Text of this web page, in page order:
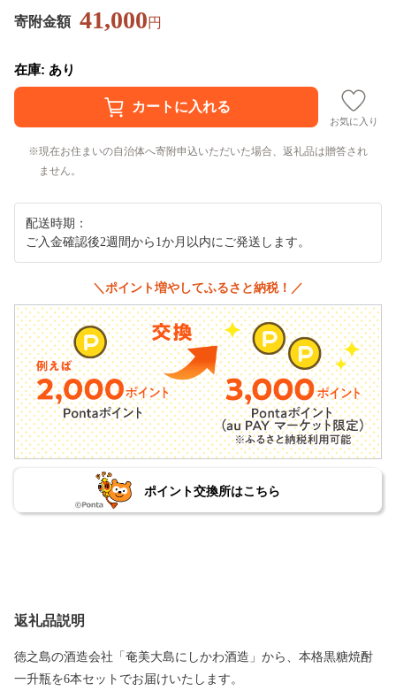
寄附金額 41,000円
在庫: あり
お気に入り
現在お住まいの自治体へ寄附申込いただいた場合、返礼品は贈答され
ません。
配送時期：
ご入金確認後2週間から1か月以内にご発送します。
＼ポイント増やしてふるさと納税！／
ポイント交換所はこちら
返礼品説明
徳之島の酒造会社「奄美大島にしかわ酒造」から、本格黒糖焼酎
一升瓶を6本セットでお届けいたします。